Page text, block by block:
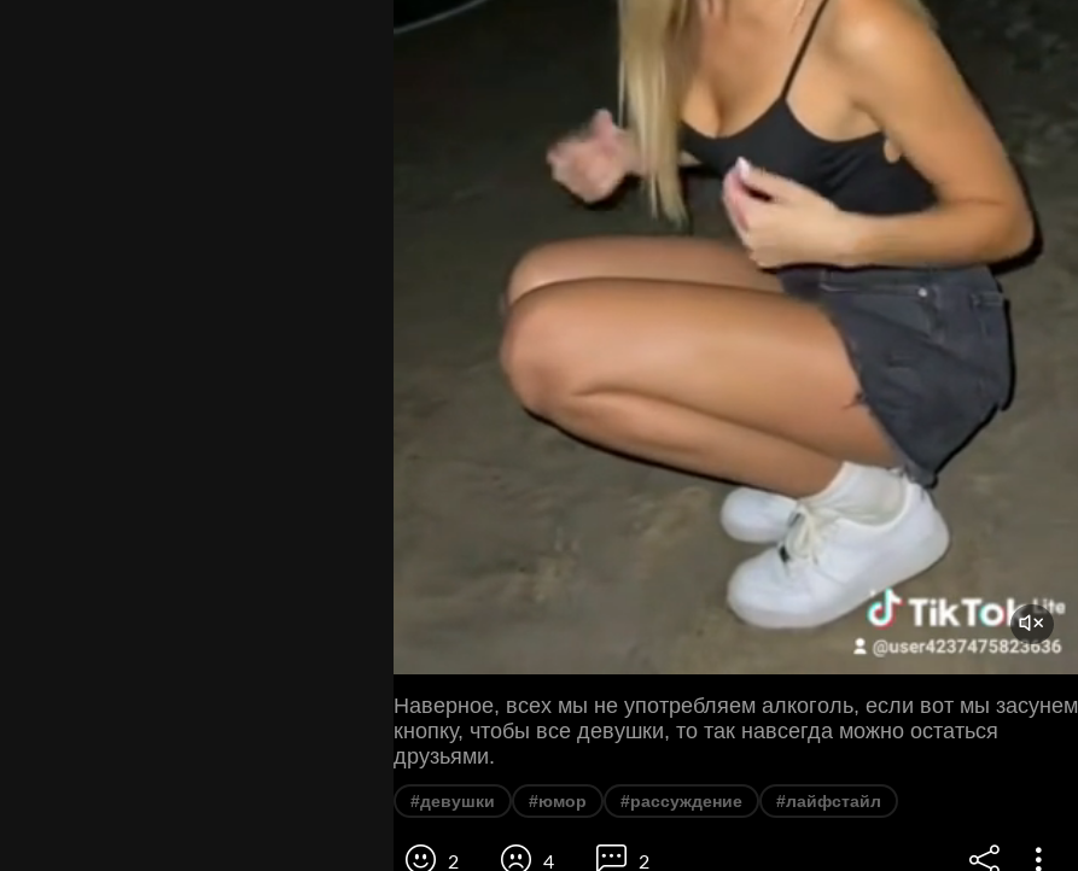
Наверное, всех мы не употребляем алкоголь, если вот мы засунем
кнопку, чтобы все девушки, то так навсегда можно остаться
друзьями.
#девушки #юмор #рассуждение #лайфстайл
2 4 2